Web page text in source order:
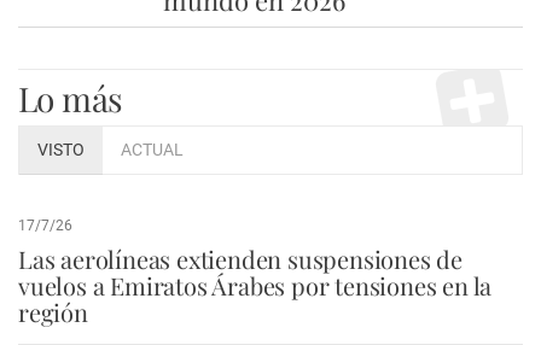
Lo más
VISTO ACTUAL
17/7/26
Las aerolíneas extienden suspensiones de
vuelos a Emiratos Árabes por tensiones en la
región